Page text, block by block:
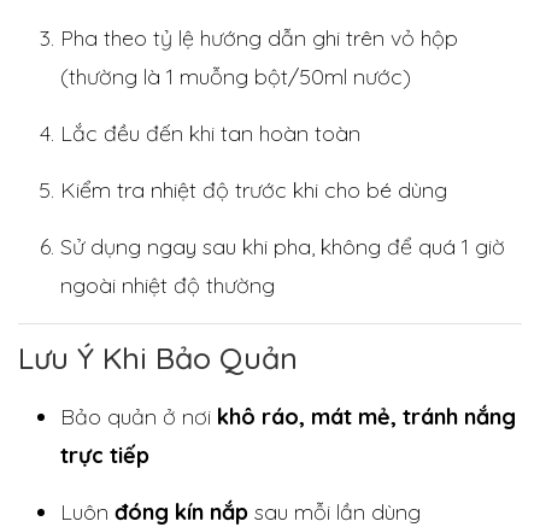
Pha theo tỷ lệ hướng dẫn ghi trên vỏ hộp
(thường là 1 muỗng bột/50ml nước)
Lắc đều đến khi tan hoàn toàn
Kiểm tra nhiệt độ trước khi cho bé dùng
Sử dụng ngay sau khi pha, không để quá 1 giờ
ngoài nhiệt độ thường
Lưu Ý Khi Bảo Quản
Bảo quản ở nơi khô ráo, mát mẻ, tránh nắng
trực tiếp
Luôn đóng kín nắp sau mỗi lần dùng